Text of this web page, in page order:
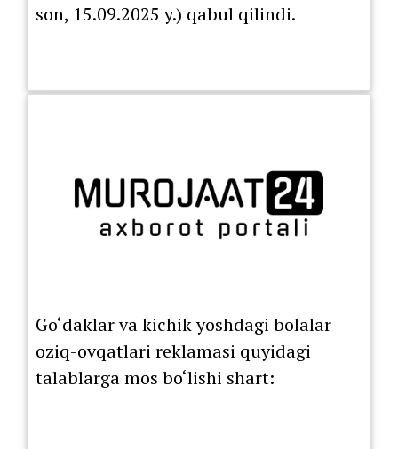
son, 15.09.2025 y.) qabul qilindi.
Go‘daklar va kichik yoshdagi bolalar
oziq-ovqatlari reklamasi quyidagi
talablarga mos bo‘lishi shart: